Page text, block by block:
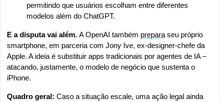
permitindo que usuários escolham entre diferentes
modelos além do ChatGPT.
E a disputa vai além. A OpenAI também prepara seu próprio
smartphone, em parceria com Jony Ive, ex-designer-chefe da
Apple. A ideia é substituir apps tradicionais por agentes de IA –
atacando, justamente, o modelo de negócio que sustenta o
iPhone.
Quadro geral: Caso a situação escale, uma ação legal ainda